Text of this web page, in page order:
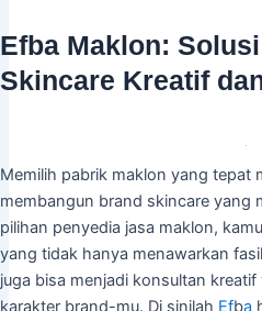
Efba Maklon:
Skincare Kreatif
Memilih pabrik maklon yang tepat
membangun brand skincare yang
pilihan penyedia jasa maklon,
yang tidak hanya menawarkan
juga bisa menjadi konsultan
karakter brand-mu. Di sinilah Efba